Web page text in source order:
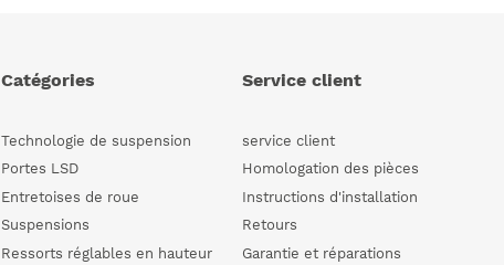
Catégories
Technologie de suspension
Portes LSD
Entretoises de roue
Suspensions
Ressorts réglables en hauteur
Service client
service client
Homologation des pièces
Instructions d'installation
Retours
Garantie et réparations